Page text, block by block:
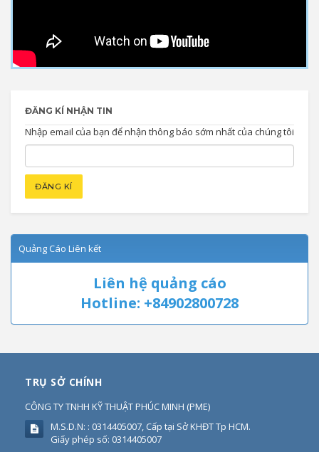
ĐĂNG KÍ NHẬN TIN
Nhập email của bạn để nhận thông báo sớm nhất của chúng tôi
Quảng Cáo Liên kết
Liên hệ quảng cáo
Hotline: +84902800728
TRỤ SỞ CHÍNH
CÔNG TY TNHH KỸ THUẬT PHÚC MINH (PME)
M.S.D.N: : 0314405007, Cấp tại Sở KHĐT Tp HCM.
Giấy phép số: 0314405007